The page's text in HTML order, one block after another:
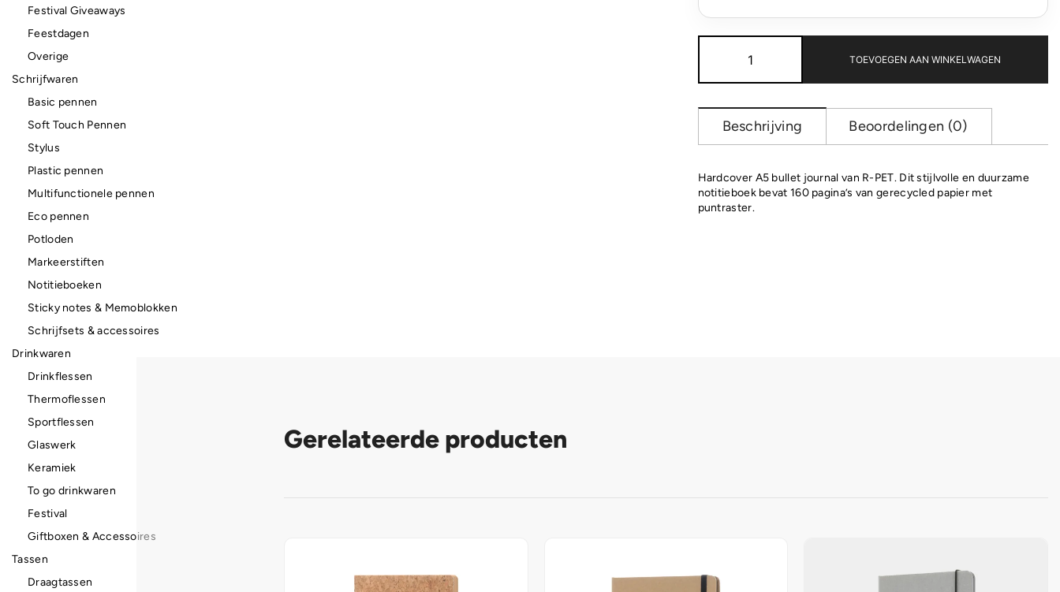
PET
aantal
TOEVOEGEN AAN WINKELWAGEN
Beschrijving Beoordelingen (0)
Hardcover A5 bullet journal van R-PET. Dit stijlvolle en duurzame
notitieboek bevat 160 pagina’s van gerecycled papier met
puntraster.
Gerelateerde producten
Festival Giveaways
Feestdagen
Overige
Schrijfwaren
Basic pennen
Soft Touch Pennen
Stylus
Plastic pennen
Multifunctionele pennen
Eco pennen
Potloden
Markeerstiften
Notitieboeken
Sticky notes & Memoblokken
Schrijfsets & accessoires
Drinkwaren
Drinkflessen
Thermoflessen
Sportflessen
Glaswerk
Keramiek
To go drinkwaren
Festival
Giftboxen & Accessoires
Tassen
Draagtassen